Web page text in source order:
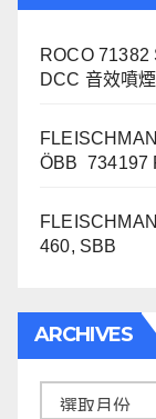
ROCO 71382
DCC 音效噴
ÖBB 734197
460, SBB
ARCHIVES
Archives